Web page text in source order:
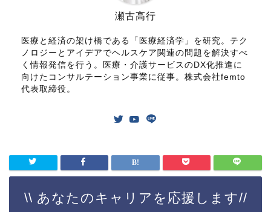
瀬古高行
医療と経済の架け橋である「医療経済学」を研究。テク
ノロジーとアイデアでヘルスケア関連の問題を解決すべ
く情報発信を行う。医療・介護サービスのDX化推進に
向けたコンサルテーション事業に従事。株式会社femto
代表取締役。
\\ あなたのキャリアを応援します//